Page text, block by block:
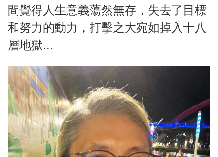
間覺得人生意義蕩然無存，失去了目標
和努力的動力，打擊之大宛如掉入十八
層地獄...